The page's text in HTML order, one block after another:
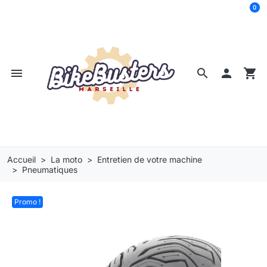
search
menu  shopping_cart
0
Accueil La moto
Entretien de votre machine
Pneumatiques
Promo !